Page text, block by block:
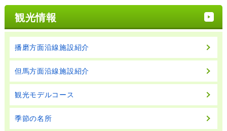
観光情報
播磨方面沿線施設紹介
但馬方面沿線施設紹介
観光モデルコース
季節の名所